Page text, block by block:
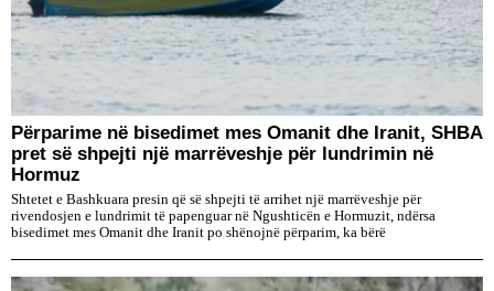
Përparime në bisedimet mes Omanit dhe Iranit, SHBA
pret së shpejti një marrëveshje për lundrimin në
Hormuz
Shtetet e Bashkuara presin që së shpejti të arrihet një marrëveshje për
rivendosjen e lundrimit të papenguar në Ngushticën e Hormuzit, ndërsa
bisedimet mes Omanit dhe Iranit po shënojnë përparim, ka bërë